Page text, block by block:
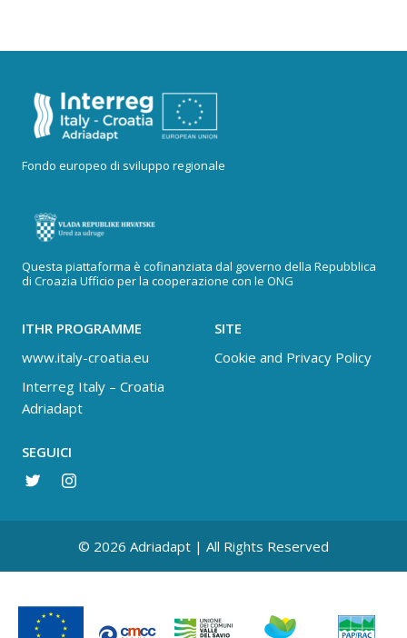
Fondo europeo di sviluppo regionale
Questa piattaforma è cofinanziata dal governo della Repubblica
di Croazia Ufficio per la cooperazione con le ONG
ITHR PROGRAMME
www.italy-croatia.eu
Interreg Italy – Croatia
Adriadapt
SITE
Cookie and Privacy Policy
SEGUICI
© 2026 Adriadapt | All Rights Reserved